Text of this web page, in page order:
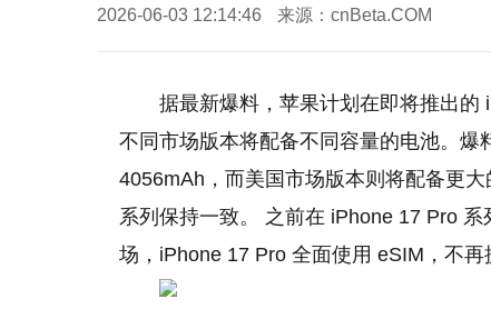
2026-06-03 12:14:46 来源：cnBeta.COM
据最新爆料，苹果计划在即将推出的
不同市场版本将配备不同容量的电池。
4056mAh，而美国市场版本则将配备更
系列保持一致。 之前在 iPhone 17 Pro
场，iPhone 17 Pro 全面使用 eSIM，不再